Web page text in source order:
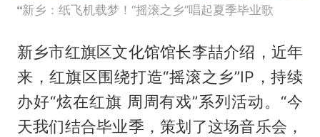
新乡：纸飞机载梦！“摇滚之乡”唱起夏季毕业歌
新乡市红旗区文化馆馆长李喆介绍，近年
来，红旗区围绕打造“摇滚之乡”IP，持续
办好“炫在红旗 周周有戏”系列活动。“今
天我们结合毕业季，策划了这场音乐会，